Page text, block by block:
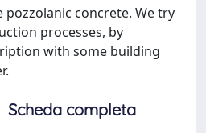
concrete. We try
processes, by
with some building
Scheda completa